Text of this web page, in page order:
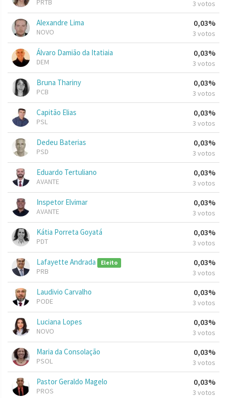
PRTB 3 votos
Alexandre Lima
NOVO
0,03%
3 votos
Álvaro Damião da Itatiaia
DEM
0,03%
3 votos
Bruna Thariny
PCB
0,03%
3 votos
Capitão Elias
PSL
0,03%
3 votos
Dedeu Baterias
PSD
0,03%
3 votos
Eduardo Tertuliano
AVANTE
0,03%
3 votos
Inspetor Elvimar
AVANTE
0,03%
3 votos
Kátia Porreta Goyatá
PDT
0,03%
3 votos
Lafayette Andrada Eleito
PRB
0,03%
3 votos
Laudivio Carvalho
PODE
0,03%
3 votos
Luciana Lopes
NOVO
0,03%
3 votos
Maria da Consolação
PSOL
0,03%
3 votos
Pastor Geraldo Magelo
PROS
0,03%
3 votos